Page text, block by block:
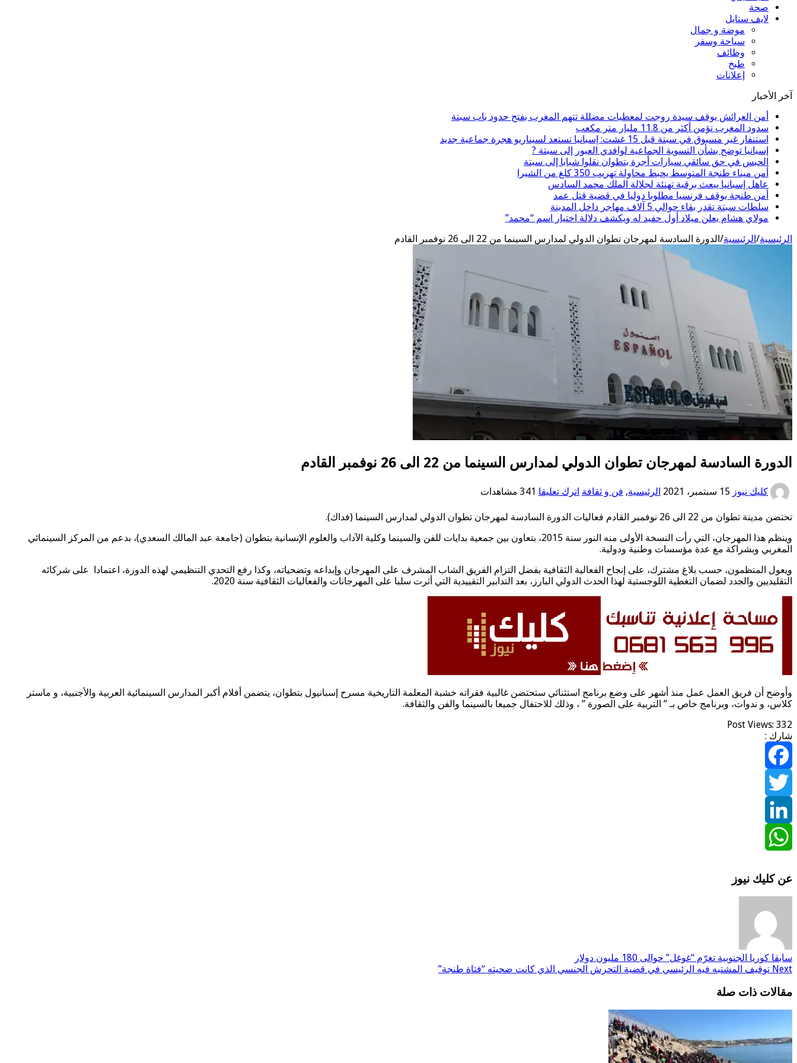
صحة
لايف ستايل
موضة و جمال
سياحة وسفر
وظائف
طبخ
إعلانات
آخر الأخبار
أمن العرائش يوقف سيدة روجت لمعطيات مضللة تتهم المغرب بفتح حدود باب سبتة
سدود المغرب تؤمن أكثر من 11.8 مليار متر مكعب
استنفار غير مسبوق في سبتة قبل 15 غشت: إسبانيا تستعد لسيناريو هجرة جماعية جديد
إسبانيا توضح بشأن التسوية الجماعية لوافدي العبور إلى سبتة ?
الحبس في حق سائقي سيارات أجرة بتطوان نقلوا شبابا إلى سبتة
أمن ميناء طنجة المتوسط يحبط محاولة تهريب 350 كلغ من الشيرا
عاهل إسبانيا يبعث برقية تهنئة لجلالة الملك محمد السادس
أمن طنجة يوقف فرنسيا مطلوبا دوليا في قضية قتل عمد
سلطات سبتة تقدر بقاء حوالي 5 آلاف مهاجر داخل المدينة
مولاي هشام يعلن ميلاد أول حفيد له ويكشف دلالة اختيار اسم “محمد”
الرئيسية/الرئيسية/الدورة السادسة لمهرجان تطوان الدولي لمدارس السينما من 22 الى 26 نوفمبر القادم
الدورة السادسة لمهرجان تطوان الدولي لمدارس السينما من 22 الى 26 نوفمبر القادم
كليك نيوز 15 سبتمبر، 2021 الرئيسية, فن و ثقافة اترك تعليقا 341 مشاهدات
تحتضن مدينة تطوان من 22 الى 26 نوفمبر القادم فعاليات الدورة السادسة لمهرجان تطوان الدولي لمدارس السينما (فداك).
وينظم هذا المهرجان، التي رأت النسخة الأولى منه النور سنة 2015، بتعاون بين جمعية بدايات للفن والسينما وكلية الآداب والعلوم الإنسانية بتطوان (جامعة عبد المالك السعدي)، بدعم من المركز السينمائي
المغربي وبشراكة مع عدة مؤسسات وطنية ودولية.
ويعول المنظمون، حسب بلاغ مشترك، على إنجاح الفعالية الثقافية بفضل التزام الفريق الشاب المشرف على المهرجان وإبداعه وتضحياته، وكذا رفع التحدي التنظيمي لهذه الدورة، اعتمادا على شركائه
التقليديين والجدد لضمان التغطية اللوجستية لهذا الحدث الدولي البارز، بعد التدابير التقييدية التي أثرت سلبا على المهرجانات والفعاليات الثقافية سنة 2020.
وأوضح أن فريق العمل عمل منذ أشهر على وضع برنامج استثنائي ستحتضن غالبية فقراته خشبة المعلمة التاريخية مسرح إسبانيول بتطوان، يتضمن أفلام أكبر المدارس السينمائية العربية والأجنبية، و ماستر
كلاس، و ندوات، وبرنامج خاص بـ ” التربية على الصورة ” ، وذلك للاحتفال جميعا بالسينما والفن والثقافة.
Post Views: 332
شارك :
Facebook
Twitter
LinkedIn
عن كليك نيوز
سابقا كوريا الجنوبية تغرّم “غوغل” حوالى 180 مليون دولار
Next توقيف المشتبه فيه الرئيسي في قضية التحرش الجنسي الذي كانت ضحيته “فتاة طنجة”
مقالات ذات صلة